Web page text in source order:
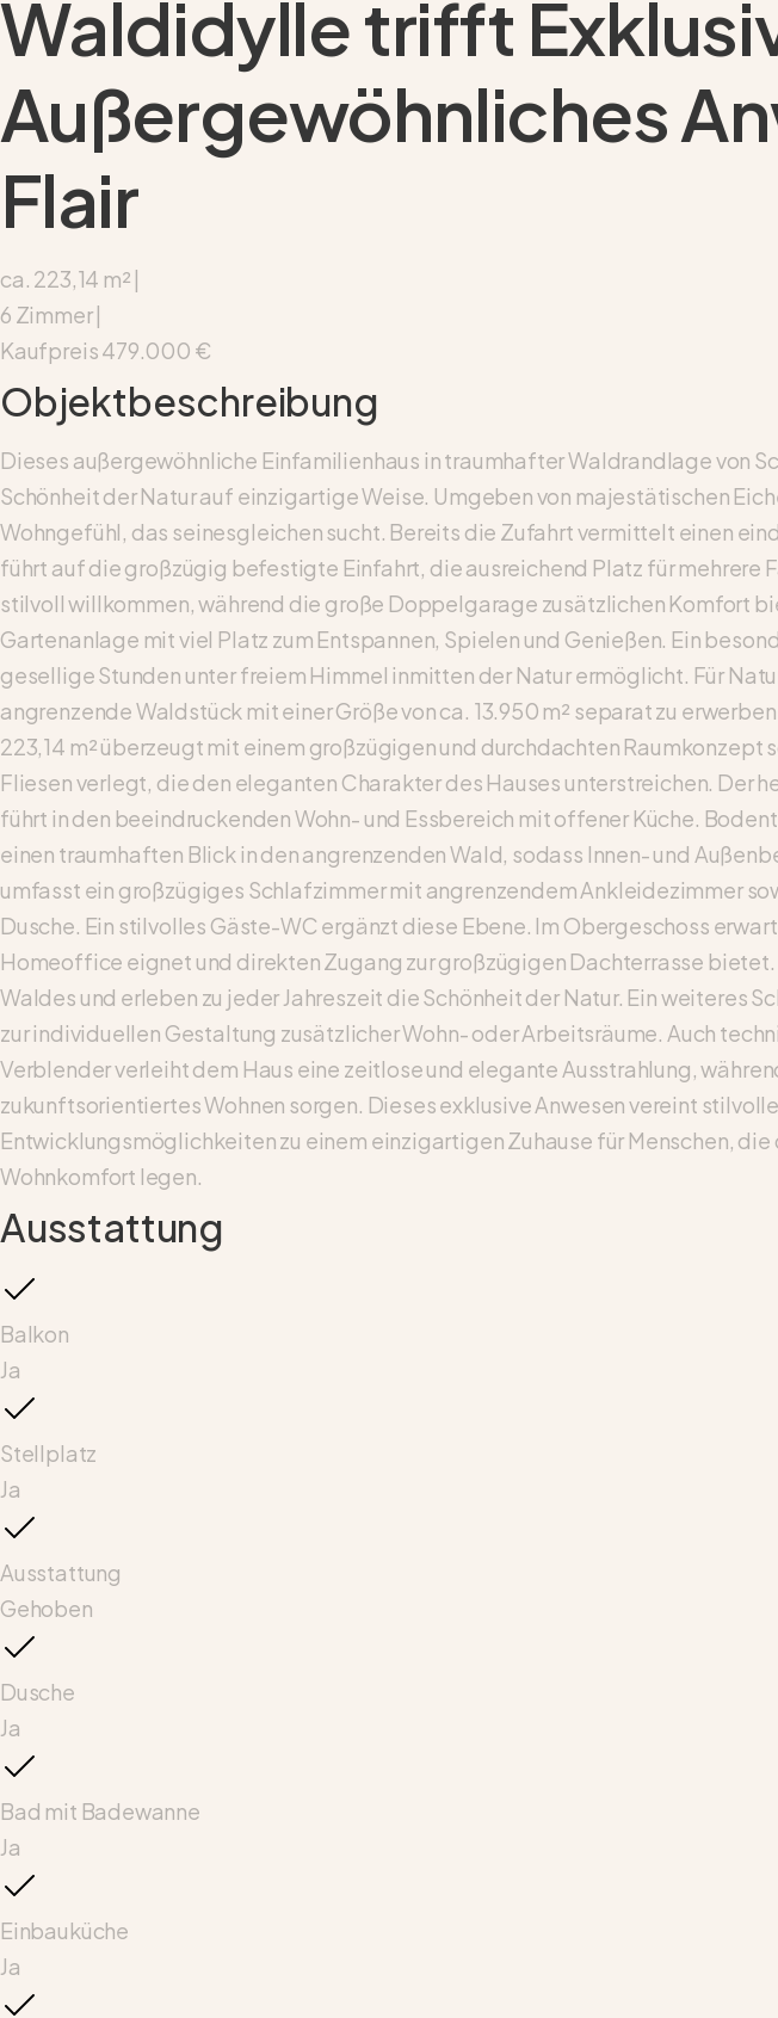
Waldidylle trifft
Außergewöhnliches
Flair
ca. 223,14 m² |
6 Zimmer |
Kaufpreis479.000 €
Objektbeschreibung
Dieses außergewöhnliche Einfamilienhaus in traumhafter Waldrandlage von
Schönheit der Natur auf einzigartige Weise. Umgeben von majestätischen
Wohngefühl, das seinesgleichen sucht. Bereits die Zufahrt vermittelt einen
führt auf die großzügig befestigte Einfahrt, die ausreichend Platz für
stilvoll willkommen, während die große Doppelgarage zusätzlichen Komfort
Gartenanlage mit viel Platz zum Entspannen, Spielen und Genießen. Ein
gesellige Stunden unter freiem Himmel inmitten der Natur ermöglicht. Für
angrenzende Waldstück mit einer Größe von ca. 13.950 m² separat zu
223,14 m² überzeugt mit einem großzügigen und durchdachten
Fliesen verlegt, die den eleganten Charakter des Hauses unterstreichen. Der
führt in den beeindruckenden Wohn- und Essbereich mit offener Küche.
einen traumhaften Blick in den angrenzenden Wald, sodass Innen- und
umfasst ein großzügiges Schlafzimmer mit angrenzendem Ankleidezimmer
Dusche. Ein stilvolles Gäste-WC ergänzt diese Ebene. Im Obergeschoss
Homeoffice eignet und direkten Zugang zur großzügigen Dachterrasse
Waldes und erleben zu jeder Jahreszeit die Schönheit der Natur. Ein
zur individuellen Gestaltung zusätzlicher Wohn- oder Arbeitsräume. Auch
Verblender verleiht dem Haus eine zeitlose und elegante Ausstrahlung,
zukunftsorientiertes Wohnen sorgen. Dieses exklusive Anwesen vereint
Entwicklungsmöglichkeiten zu einem einzigartigen Zuhause für Menschen,
Wohnkomfort legen.
Ausstattung
Balkon
Ja
Stellplatz
Ja
Ausstattung
Gehoben
Dusche
Ja
Bad mit Badewanne
Ja
Einbauküche
Ja